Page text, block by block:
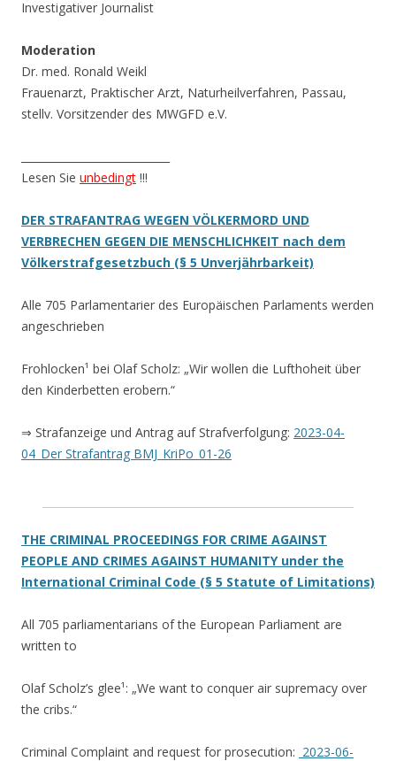
Investigativer Journalist
Moderation
Dr. med. Ronald Weikl
Frauenarzt, Praktischer Arzt, Naturheilverfahren, Passau,
stellv. Vorsitzender des MWGFD e.V.
Lesen Sie unbedingt !!!
DER STRAFANTRAG WEGEN VÖLKERMORD UND
VERBRECHEN GEGEN DIE MENSCHLICHKEIT nach dem
Völkerstrafgesetzbuch (§ 5 Unverjährbarkeit)
Alle 705 Parlamentarier des Europäischen Parlaments werden
angeschrieben
Frohlocken¹ bei Olaf Scholz: „Wir wollen die Lufthoheit über
den Kinderbetten erobern.“
⇒ Strafanzeige und Antrag auf Strafverfolgung: 2023-04-
04_Der Strafantrag BMJ_KriPo_01-26
THE CRIMINAL PROCEEDINGS FOR CRIME AGAINST
PEOPLE AND CRIMES AGAINST HUMANITY under the
International Criminal Code (§ 5 Statute of Limitations)
All 705 parliamentarians of the European Parliament are
written to
Olaf Scholz’s glee¹: „We want to conquer air supremacy over
the cribs.“
Criminal Complaint and request for prosecution: 2023-06-